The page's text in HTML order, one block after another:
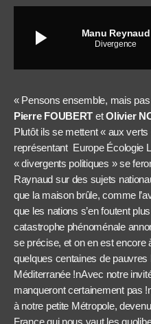
play_arrow Manu Reynaud
Divergence
« Pensons ensemble, mais
Pierre FOUBERT etOlivier
Plutôt ils se mettent « aux
représentant Europe Écologie
« divergents politiques » se
Raynaud sur des sujets
que la maison brûle, comme
que les nations s’en foutent
catastrophe phénoménale
se précise, et on en est encore
quelques centaines de
Méditerranée !nAvec notre
manqueront certainement pas
à notre petite Métropole,
France qui nous vaut les